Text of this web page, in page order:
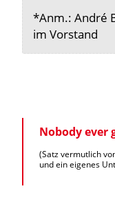
*Anm.: André
im Vorstand
Nobody ever
(Satz vermutlich
und ein eigenes